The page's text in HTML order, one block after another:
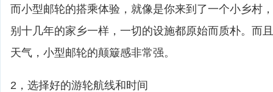
而小型邮轮的搭乘体验，就像是你来到了一个小乡村
别十几年的家乡一样，一切的设施都原始而质朴。而
天气，小型邮轮的颠簸感非常强。
2，选择好的游轮航线和时间